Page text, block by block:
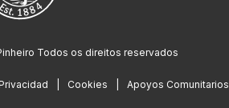
Todos os direitos reservados
Cookies Apoyos Comunitarios